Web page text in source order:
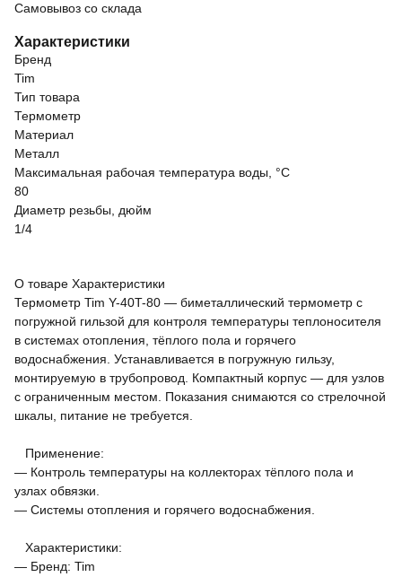
Самовывоз со склада
Характеристики
Бренд
Tim
Тип товара
Термометр
Материал
Металл
Максимальная рабочая температура воды, °C
80
Диаметр резьбы, дюйм
1/4
О товаре Характеристики
Термометр Tim Y-40T-80 — биметаллический термометр с
погружной гильзой для контроля температуры теплоносителя
в системах отопления, тёплого пола и горячего
водоснабжения. Устанавливается в погружную гильзу,
монтируемую в трубопровод. Компактный корпус — для узлов
с ограниченным местом. Показания снимаются со стрелочной
шкалы, питание не требуется.
Применение:
— Контроль температуры на коллекторах тёплого пола и
узлах обвязки.
— Системы отопления и горячего водоснабжения.
Характеристики:
— Бренд: Tim